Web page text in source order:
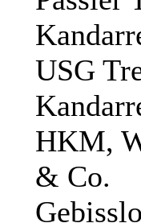
USG
HKM,
& Co.